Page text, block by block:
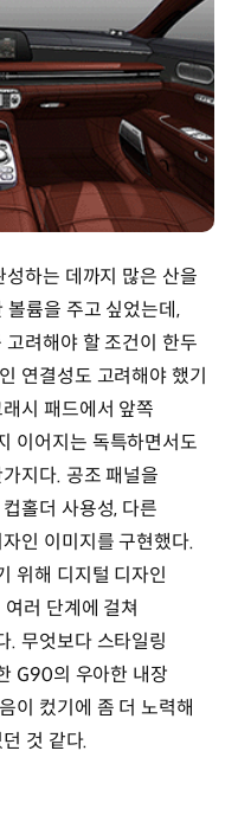
하는 데까지 많은 산을
륨을 주고 싶었는데,
려해야 할 조건이 한두
연결성도 고려해야 했기
시 패드에서 앞쪽
이어지는 독특하면서도
지다. 공조 패널을
홀더 사용성, 다른
인 이미지를 구현했다.
위해 디지털 디자인
러 단계에 걸쳐
. 무엇보다 스타일링
G90의 우아한 내장
이 컸기에 좀 더 노력해
것 같다.